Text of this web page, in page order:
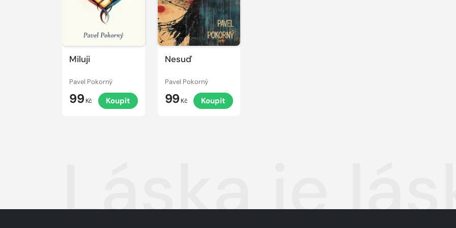
Miluji
Pavel Pokorný
99 Kč Koupit
Nesuď
Pavel Pokorný
99 Kč Koupit
Láska je